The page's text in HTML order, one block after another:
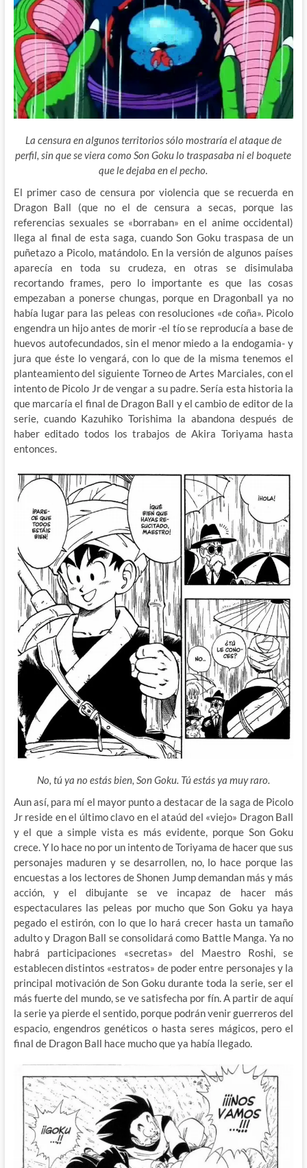
La censura en algunos territorios sólo mostraría el ataque de
perfil, sin que se viera como Son Goku lo traspasaba ni el boquete
que le dejaba en el pecho.
El primer caso de censura por violencia que se recuerda en
Dragon Ball (que no el de censura a secas, porque las
referencias sexuales se «borraban» en el anime occidental)
llega al final de esta saga, cuando Son Goku traspasa de un
puñetazo a Picolo, matándolo. En la versión de algunos países
aparecía en toda su crudeza, en otras se disimulaba
recortando frames, pero lo importante es que las cosas
empezaban a ponerse chungas, porque en Dragonball ya no
había lugar para las peleas con resoluciones «de coña». Picolo
engendra un hijo antes de morir -el tío se reproducía a base de
huevos autofecundados, sin el menor miedo a la endogamia- y
jura que éste lo vengará, con lo que de la misma tenemos el
planteamiento del siguiente Torneo de Artes Marciales, con el
intento de Picolo Jr de vengar a su padre. Sería esta historia la
que marcaría el final de Dragon Ball y el cambio de editor de la
serie, cuando Kazuhiko Torishima la abandona después de
haber editado todos los trabajos de Akira Toriyama hasta
entonces.
No, tú ya no estás bien, Son Goku. Tú estás ya muy raro.
Aun así, para mí el mayor punto a destacar de la saga de Picolo
Jr reside en el último clavo en el ataúd del «viejo» Dragon Ball
y el que a simple vista es más evidente, porque Son Goku
crece. Y lo hace no por un intento de Toriyama de hacer que sus
personajes maduren y se desarrollen, no, lo hace porque las
encuestas a los lectores de Shonen Jump demandan más y más
acción, y el dibujante se ve incapaz de hacer más
espectaculares las peleas por mucho que Son Goku ya haya
pegado el estirón, con lo que lo hará crecer hasta un tamaño
adulto y Dragon Ball se consolidará como Battle Manga. Ya no
habrá participaciones «secretas» del Maestro Roshi, se
establecen distintos «estratos» de poder entre personajes y la
principal motivación de Son Goku durante toda la serie, ser el
más fuerte del mundo, se ve satisfecha por fín. A partir de aquí
la serie ya pierde el sentido, porque podrán venir guerreros del
espacio, engendros genéticos o hasta seres mágicos, pero el
final de Dragon Ball hace mucho que ya había llegado.